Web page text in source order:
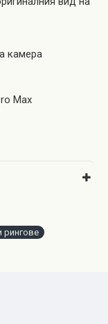
камера
Max
рингове